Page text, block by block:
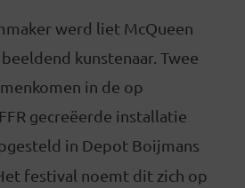
werd liet McQueen
kunstenaar. Twee
in de op
gecreëerde installatie
in Depot Boijmans
festival noemt dit zich op